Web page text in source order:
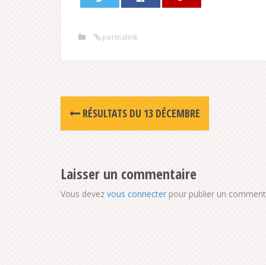
permalink
Post
navigation
RÉSULTATS DU 13 DÉCEMBRE
Laisser un commentaire
Vous devez vous connecter pour publier un